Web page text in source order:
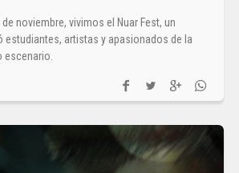
noviembre, vivimos el Nuar Fest, un
estudiantes, artistas y apasionados de la